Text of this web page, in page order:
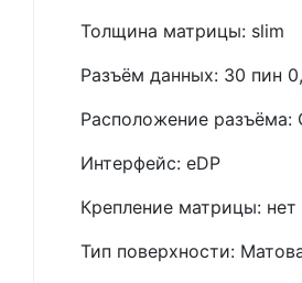
Толщина матрицы: slim
Разъём данных: 30 пин
Расположение разъёма:
Интерфейс: eDP
Крепление матрицы: нет
Тип поверхности: